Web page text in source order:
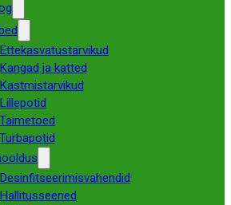
Ettekasvatustarvikud
Kangad ja katted
Kastmistarvikud
Lillepotid
Taimetoed
Turbapotid
Desinfitseerimisvahendid
Hallitusseened